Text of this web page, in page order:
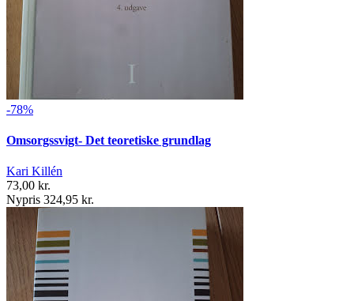
-78%
Omsorgssvigt- Det teoretiske grundlag
Kari Killén
73,00 kr.
Nypris 324,95 kr.